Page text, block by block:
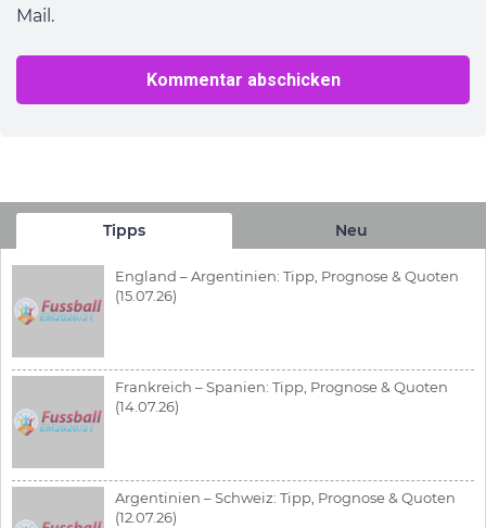
Mail.
Tipps Neu
England – Argentinien: Tipp, Prognose & Quoten
(15.07.26)
Frankreich – Spanien: Tipp, Prognose & Quoten
(14.07.26)
Argentinien – Schweiz: Tipp, Prognose & Quoten
(12.07.26)